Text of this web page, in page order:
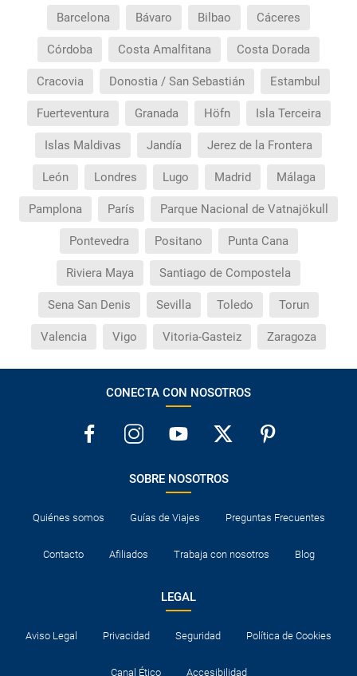
¿Por qué me sale el precio de un niño igual que el
traslados?
Barcelona Bávaro Bilbao Cáceres
Córdoba Costa Amalfitana Costa Dorada
Cracovia Donostia / San Sebastián Estambul
Fuerteventura Granada Höfn Isla Terceira
Islas Maldivas Jandía Jerez de la Frontera
León Londres Lugo Madrid Málaga
Pamplona París Parque Nacional de Vatnajökull
Pontevedra Positano Punta Cana
Riviera Maya Santiago de Compostela
Sena San Denis Sevilla Toledo Torun
Valencia Vigo Vitoria-Gasteiz Zaragoza
CONECTA CON NOSOTROS
SOBRE NOSOTROS
Quiénes somos Guías de Viajes Preguntas Frecuentes
Contacto Afiliados Trabaja con nosotros Blog
LEGAL
Aviso Legal Privacidad Seguridad Política de Cookies
Canal Ético Accesibilidad